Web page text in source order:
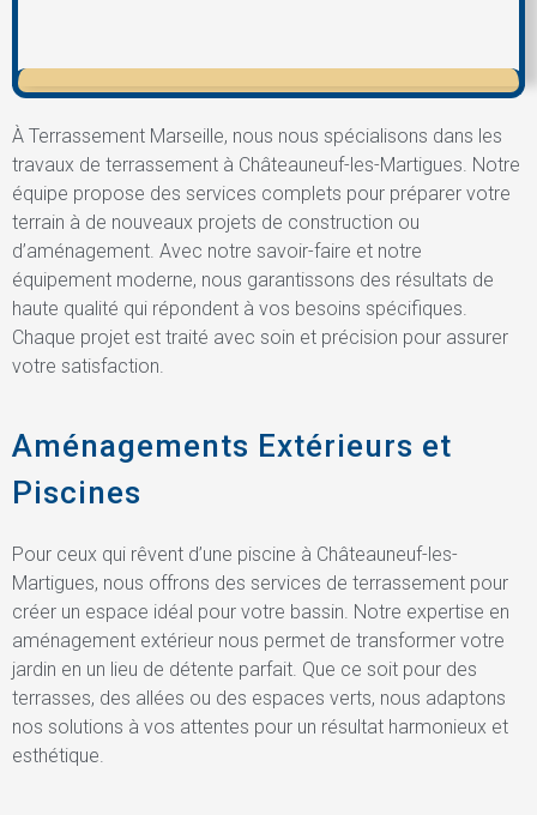
À Terrassement Marseille, nous nous spécialisons dans les
travaux de terrassement à Châteauneuf-les-Martigues. Notre
équipe propose des services complets pour préparer votre
terrain à de nouveaux projets de construction ou
d’aménagement. Avec notre savoir-faire et notre
équipement moderne, nous garantissons des résultats de
haute qualité qui répondent à vos besoins spécifiques.
Chaque projet est traité avec soin et précision pour assurer
votre satisfaction.
Aménagements Extérieurs et
Piscines
Pour ceux qui rêvent d’une piscine à Châteauneuf-les-
Martigues, nous offrons des services de terrassement pour
créer un espace idéal pour votre bassin. Notre expertise en
aménagement extérieur nous permet de transformer votre
jardin en un lieu de détente parfait. Que ce soit pour des
terrasses, des allées ou des espaces verts, nous adaptons
nos solutions à vos attentes pour un résultat harmonieux et
esthétique.